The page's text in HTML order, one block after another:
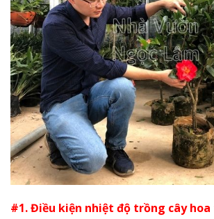
#1. Điều kiện nhiệt độ trồng cây